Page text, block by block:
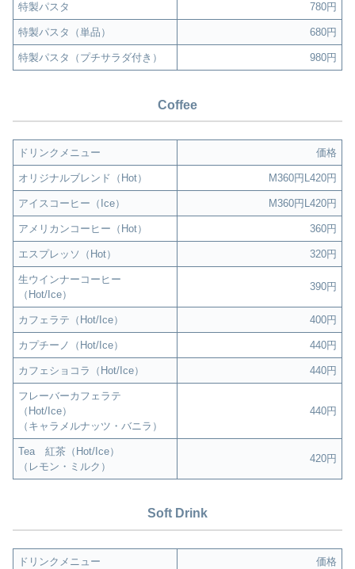
特製パスタ 780円
特製パスタ（単品） 680円
特製パスタ（プチサラダ付き） 980円
Coffee
ドリンクメニュー 価格
オリジナルブレンド（Hot） M360円L420円
アイスコーヒー（Ice） M360円L420円
アメリカンコーヒー（Hot） 360円
エスプレッソ（Hot） 320円
生ウインナーコーヒー
（Hot/Ice）
390円
カフェラテ（Hot/Ice） 400円
カプチーノ（Hot/Ice） 440円
カフェショコラ（Hot/Ice） 440円
フレーバーカフェラテ
（Hot/Ice）
（キャラメルナッツ・バニラ）
440円
Tea 紅茶（Hot/Ice）
（レモン・ミルク）
420円
Soft Drink
ドリンクメニュー 価格